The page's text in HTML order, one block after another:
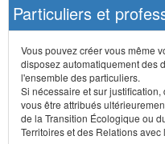
Particuliers et
Vous pouvez créer vous même
disposez automatiquement des
l'ensemble des particuliers.
Si nécessaire et sur
vous être attribués
de la Transition Écologique ou
Territoires et des Relations